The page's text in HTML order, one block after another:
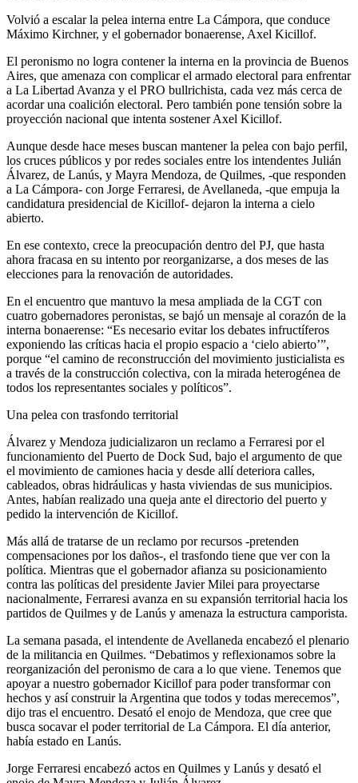
Volvió a escalar la pelea interna entre La Cámpora, que conduce
Máximo Kirchner, y el gobernador bonaerense, Axel Kicillof.
El peronismo no logra contener la interna en la provincia de Buenos
Aires, que amenaza con complicar el armado electoral para enfrentar
a La Libertad Avanza y el PRO bullrichista, cada vez más cerca de
acordar una coalición electoral. Pero también pone tensión sobre la
proyección nacional que intenta sostener Axel Kicillof.
Aunque desde hace meses buscan mantener la pelea con bajo perfil,
los cruces públicos y por redes sociales entre los intendentes Julián
Álvarez, de Lanús, y Mayra Mendoza, de Quilmes, -que responden
a La Cámpora- con Jorge Ferraresi, de Avellaneda, -que empuja la
candidatura presidencial de Kicillof- dejaron la interna a cielo
abierto.
En ese contexto, crece la preocupación dentro del PJ, que hasta
ahora fracasa en su intento por reorganizarse, a dos meses de las
elecciones para la renovación de autoridades.
En el encuentro que mantuvo la mesa ampliada de la CGT con
cuatro gobernadores peronistas, se bajó un mensaje al corazón de la
interna bonaerense: “Es necesario evitar los debates infructíferos
exponiendo las críticas hacia el propio espacio a ‘cielo abierto’”,
porque “el camino de reconstrucción del movimiento justicialista es
a través de la construcción colectiva, con la mirada heterogénea de
todos los representantes sociales y políticos”.
Una pelea con trasfondo territorial
Álvarez y Mendoza judicializaron un reclamo a Ferraresi por el
funcionamiento del Puerto de Dock Sud, bajo el argumento de que
el movimiento de camiones hacia y desde allí deteriora calles,
cableados, obras hidráulicas y hasta viviendas de sus municipios.
Antes, habían realizado una queja ante el directorio del puerto y
pedido la intervención de Kicillof.
Más allá de tratarse de un reclamo por recursos -pretenden
compensaciones por los daños-, el trasfondo tiene que ver con la
política. Mientras que el gobernador afianza su posicionamiento
contra las políticas del presidente Javier Milei para proyectarse
nacionalmente, Ferraresi avanza en su expansión territorial hacia los
partidos de Quilmes y de Lanús y amenaza la estructura camporista.
La semana pasada, el intendente de Avellaneda encabezó el plenario
de la militancia en Quilmes. “Debatimos y reflexionamos sobre la
reorganización del peronismo de cara a lo que viene. Tenemos que
apoyar a nuestro gobernador Kicillof para poder transformar con
hechos y así construir la Argentina que todos y todas merecemos”,
dijo tras el encuentro. Desató el enojo de Mendoza, que cree que
busca socavar el poder territorial de La Cámpora. El día anterior,
había estado en Lanús.
Jorge Ferraresi encabezó actos en Quilmes y Lanús y desató el